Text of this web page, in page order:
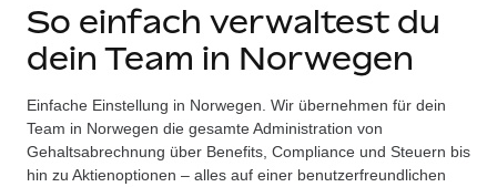
WELTWEITE BESCHÄFTIGUNG
Globale Payroll
Einfache, rechtssicher Payroll
Employer of Record
Lösungen
WELTWEITE ABDECKUNG
Country Explorer
Länderspezifische Unterstützung bei der Einstellung
Ressourcen
TOOLS UND RECHNER
Preise
So einfach verwaltest du
dein Team in Norwegen
Einfache Einstellung in Norwegen. Wir übernehmen für dein
Team in Norwegen die gesamte Administration von
Gehaltsabrechnung über Benefits, Compliance und Steuern bis
hin zu Aktienoptionen – alles auf einer benutzerfreundlichen